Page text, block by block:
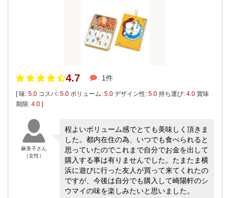
4.7 1件
[ 味: 5.0 コスパ: 5.0 ボリューム: 5.0 デザイン性: 5.0 持ち運び: 4.0 賞味
期限: 4.0 ]
麻美子さん
（女性）
程よいボリューム感でとても美味しく頂きま
した。都内在住の為、いつでも食べられると
思っていたのでこれまで自分でお金を出して
購入する事は有りませんでした。たまたま横
浜に遊びに行った友人が買って来てくれたの
ですが、今後は自分でも購入して崎陽軒のシ
ウマイの味を楽しみたいと思いました。